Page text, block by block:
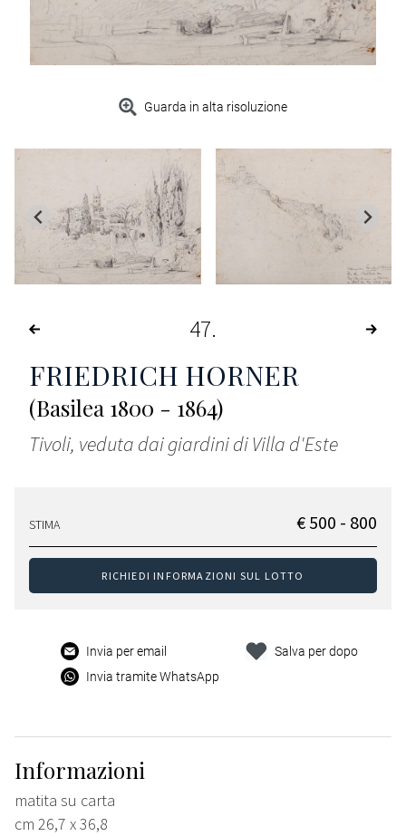
Guarda in alta risoluzione
47
FRIEDRICH HORNER
(Basilea 1800 - 1864)
Tivoli, veduta dai giardini di Villa d'Este
STIMA € 500 - 800
RICHIEDI INFORMAZIONI SUL LOTTO
Invia per email
Invia tramite WhatsApp
Salva per dopo
Informazioni
matita su carta
cm 26,7 x 36,8